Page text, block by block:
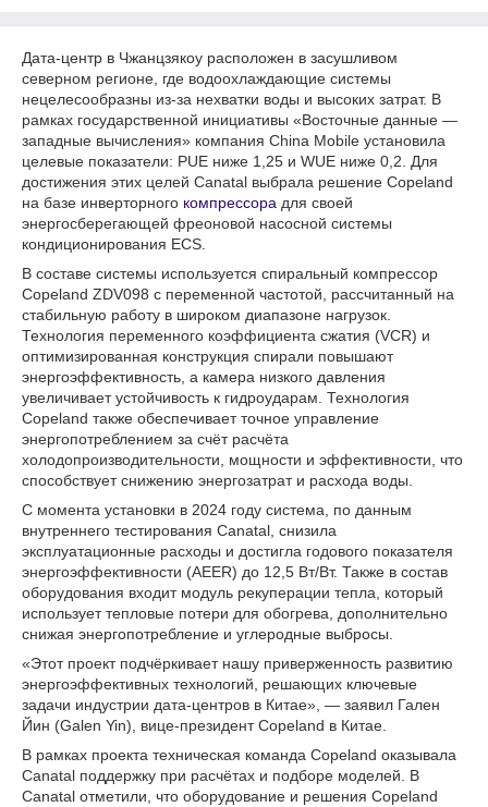
Дата-центр в Чжанцзякоу расположен в засушливом
северном регионе, где водоохлаждающие системы
нецелесообразны из-за нехватки воды и высоких затрат. В
рамках государственной инициативы «Восточные данные —
западные вычисления» компания China Mobile установила
целевые показатели: PUE ниже 1,25 и WUE ниже 0,2. Для
достижения этих целей Canatal выбрала решение Copeland
на базе инверторного компрессора для своей
энергосберегающей фреоновой насосной системы
кондиционирования ECS.
В составе системы используется спиральный компрессор
Copeland ZDV098 с переменной частотой, рассчитанный на
стабильную работу в широком диапазоне нагрузок.
Технология переменного коэффициента сжатия (VCR) и
оптимизированная конструкция спирали повышают
энергоэффективность, а камера низкого давления
увеличивает устойчивость к гидроударам. Технология
Copeland также обеспечивает точное управление
энергопотреблением за счёт расчёта
холодопроизводительности, мощности и эффективности, что
способствует снижению энергозатрат и расхода воды.
С момента установки в 2024 году система, по данным
внутреннего тестирования Canatal, снизила
эксплуатационные расходы и достигла годового показателя
энергоэффективности (AEER) до 12,5 Вт/Вт. Также в состав
оборудования входит модуль рекуперации тепла, который
использует тепловые потери для обогрева, дополнительно
снижая энергопотребление и углеродные выбросы.
«Этот проект подчёркивает нашу приверженность развитию
энергоэффективных технологий, решающих ключевые
задачи индустрии дата-центров в Китае», — заявил Гален
Йин (Galen Yin), вице-президент Copeland в Китае.
В рамках проекта техническая команда Copeland оказывала
Canatal поддержку при расчётах и подборе моделей. В
Canatal отметили, что оборудование и решения Copeland